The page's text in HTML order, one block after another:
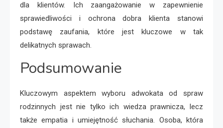
dla klientów. Ich zaangażowanie w zapewnienie
sprawiedliwości i ochrona dobra klienta stanowi
podstawę zaufania, które jest kluczowe w tak
delikatnych sprawach.
Podsumowanie
Kluczowym aspektem wyboru adwokata od spraw
rodzinnych jest nie tylko ich wiedza prawnicza, lecz
także empatia i umiejętność słuchania. Osoba, która